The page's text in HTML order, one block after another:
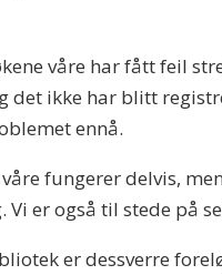
våre har fått feil
det ikke har blitt
ennå.
fungerer delvis,
Vi er også til stede på
er dessverre